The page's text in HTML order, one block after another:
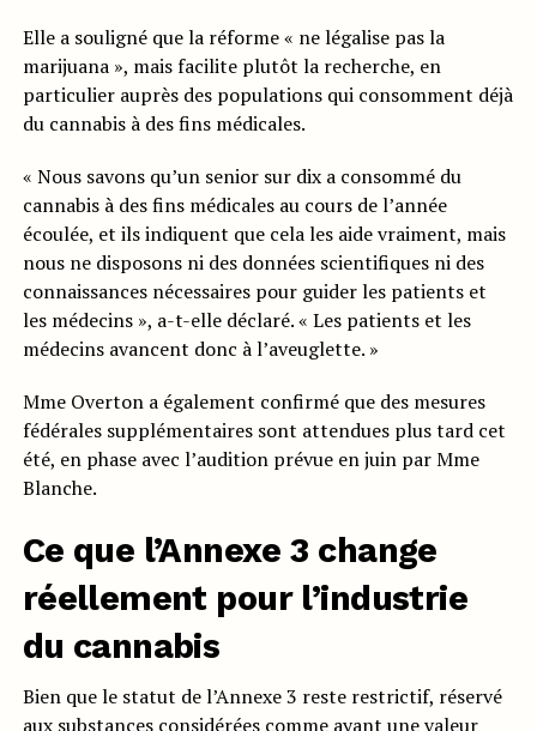
Elle a souligné que la réforme « ne légalise pas la
marijuana », mais facilite plutôt la recherche, en
particulier auprès des populations qui consomment déjà
du cannabis à des fins médicales.
« Nous savons qu’un senior sur dix a consommé du
cannabis à des fins médicales au cours de l’année
écoulée, et ils indiquent que cela les aide vraiment, mais
nous ne disposons ni des données scientifiques ni des
connaissances nécessaires pour guider les patients et
les médecins », a-t-elle déclaré. « Les patients et les
médecins avancent donc à l’aveuglette. »
Mme Overton a également confirmé que des mesures
fédérales supplémentaires sont attendues plus tard cet
été, en phase avec l’audition prévue en juin par Mme
Blanche.
Ce que l’Annexe 3 change
réellement pour l’industrie
du cannabis
Bien que le statut de l’Annexe 3 reste restrictif, réservé
aux substances considérées comme ayant une valeur